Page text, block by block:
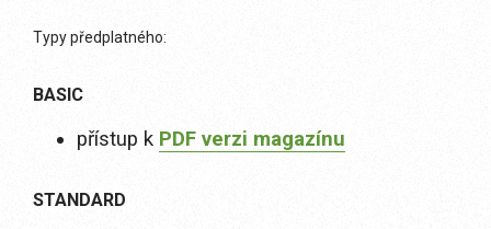
Typy předplatného:
BASIC
přístup k PDF verzi magazínu
STANDARD